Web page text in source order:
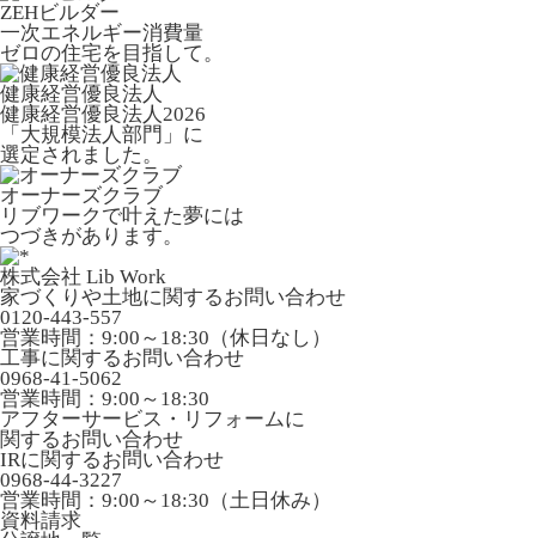
ZEHビルダー
一次エネルギー消費量
ゼロの住宅を目指して。
健康経営優良法人
健康経営優良法人2026
「大規模法人部門」に
選定されました。
オーナーズクラブ
リブワークで叶えた夢には
つづきがあります。
株式会社 Lib Work
家づくりや土地に関するお問い合わせ
0120-443-557
営業時間：9:00～18:30（休日なし）
工事に関するお問い合わせ
0968-41-5062
営業時間：9:00～18:30
アフターサービス・リフォームに
関するお問い合わせ
IRに関するお問い合わせ
0968-44-3227
営業時間：9:00～18:30（土日休み）
資料請求